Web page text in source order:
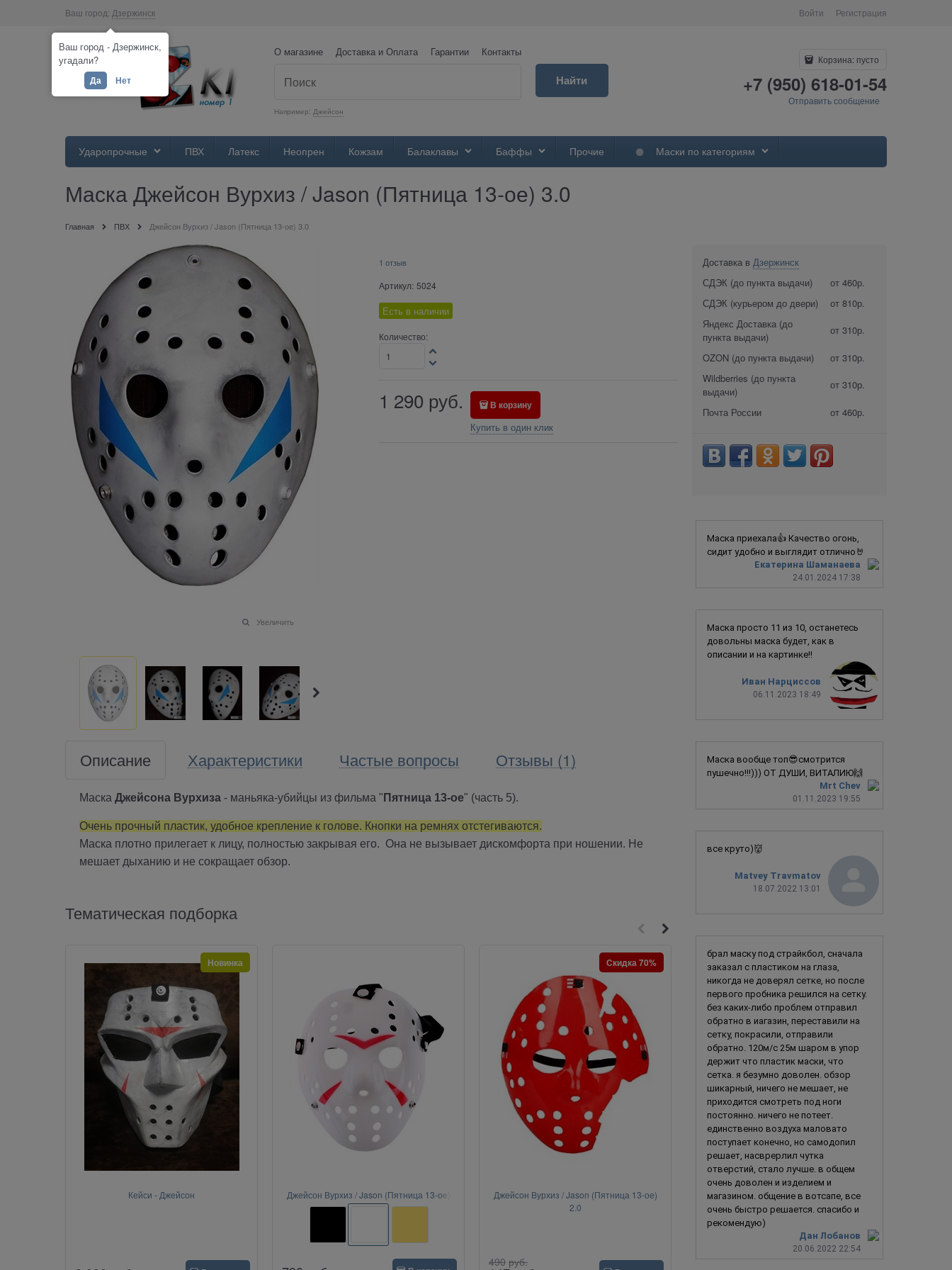
Ваш город: Дзержинск Войти Регистрация
О магазине Доставка и Оплата Гарантии Контакты
Например: Джейсон
Найти
Корзина: пусто
+7 (950) 618-01-54
Отправить сообщение
Ударопрочные ПВХ Латекс Неопрен Кожзам Балаклавы Баффы Прочие Маски по категориям
Маска Джейсон Вурхиз / Jason (Пятница 13-ое) 3.0
Главная ПВХ Джейсон Вурхиз / Jason (Пятница 13-ое) 3.0
Увеличить
1 отзыв
Артикул: 5024
Есть в наличии
Количество:
1 290 руб. В корзину
Купить в один клик
Описание Характеристики Частые вопросы Отзывы (1)
Маска Джейсона Вурхиза - маньяка-убийцы из фильма " Пятница 13-ое" (часть 5).
Очень прочный пластик, удобное крепление к голове. Кнопки на ремнях отстегиваются.
Маска плотно прилегает к лицу, полностью закрывая его. Она не вызывает дискомфорта при ношении. Не
мешает дыханию и не сокращает обзор.
Тематическая подборка
Кейси - Джейсон
Новинка
Джейсон Вурхиз / Jason (Пятница 13-ое)
Джейсон Вурхиз / Jason (Пятница 13-ое)
2.0
Скидка 70%
490 руб.
Джейсон / Jason (Пятница 13-ое / Friday the
13th)
Доставка в Дзержинск
СДЭК (до пункта выдачи)
от 460р.
СДЭК (курьером до двери)
от 810р.
Яндекс Доставка (до
пункта выдачи)
от 310р.
OZON (до пункта выдачи)
от 310р.
Wildberries (до пункта
выдачи)
от 310р.
Почта России от 460р.
Екатерина Шаманаева
24.01.2024 17:38
Маска приехала👍 Качество огонь,
сидит удобно и выглядит отлично🤘
Иван Нарциссов
06.11.2023 18:49
Маска просто 11 из 10, останетесь
довольны маска будет, как в
описании и на картинке!!
Mrt Chev
01.11.2023 19:55
Маска вообще топ😎смотрится
пушечно!!!))) ОТ ДУШИ, ВИТАЛИЮ🙌
Matvey Travmatov
18.07.2022 13:01
все круто)👹
Дан Лобанов
20.06.2022 22:54
брал маску под страйкбол, сначала
заказал с пластиком на глаза,
никогда не доверял сетке, но после
первого пробника решился на сетку.
без каких-либо проблем отправил
обратно в иагазин, переставили на
сетку, покрасили, отправили
обратно. 120м/с 25м шаром в упор
держит что пластик маски, что
сетка. я безумно доволен. обзор
шикарный, ничего не мешает, не
приходится смотреть под ноги
постоянно. ничего не потеет.
единственно воздуха маловато
поступает конечно, но самодопил
решает, насврерлил чутка
отверстий, стало лучше. в общем
очень доволен и изделием и
магазином. общение в вотсапе, все
очень быстро решается. спасибо и
рекомендую)
Ваш город - Дзержинск,
угадали?
Да Нет